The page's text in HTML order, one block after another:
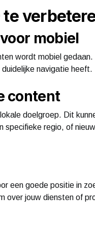
te
mobiel
wordt mobiel
navigatie heeft.
content
doelgroep. Dit
specifieke regio, of
een goede positie in
over jouw diensten of